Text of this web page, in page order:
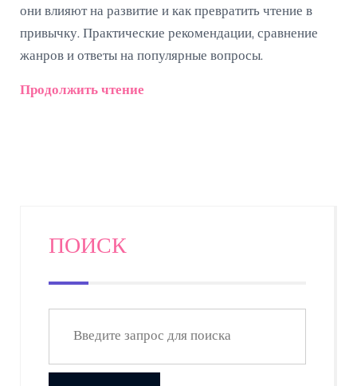
они влияют на развитие и как превратить чтение в
привычку. Практические рекомендации, сравнение
жанров и ответы на популярные вопросы.
Продолжить чтение
ПОИСК